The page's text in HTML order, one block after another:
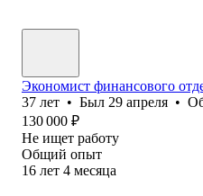
Экономист финансового
37 лет • Был 29 апреля •
130 000 ₽
Не ищет работу
Общий опыт
16 лет 4 месяца